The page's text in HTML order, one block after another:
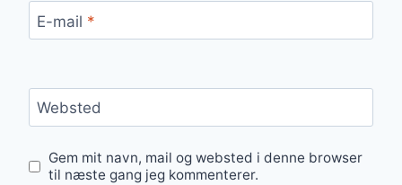
E-mail *
Websted
Gem mit navn, mail og websted i denne browser
til næste gang jeg kommenterer.